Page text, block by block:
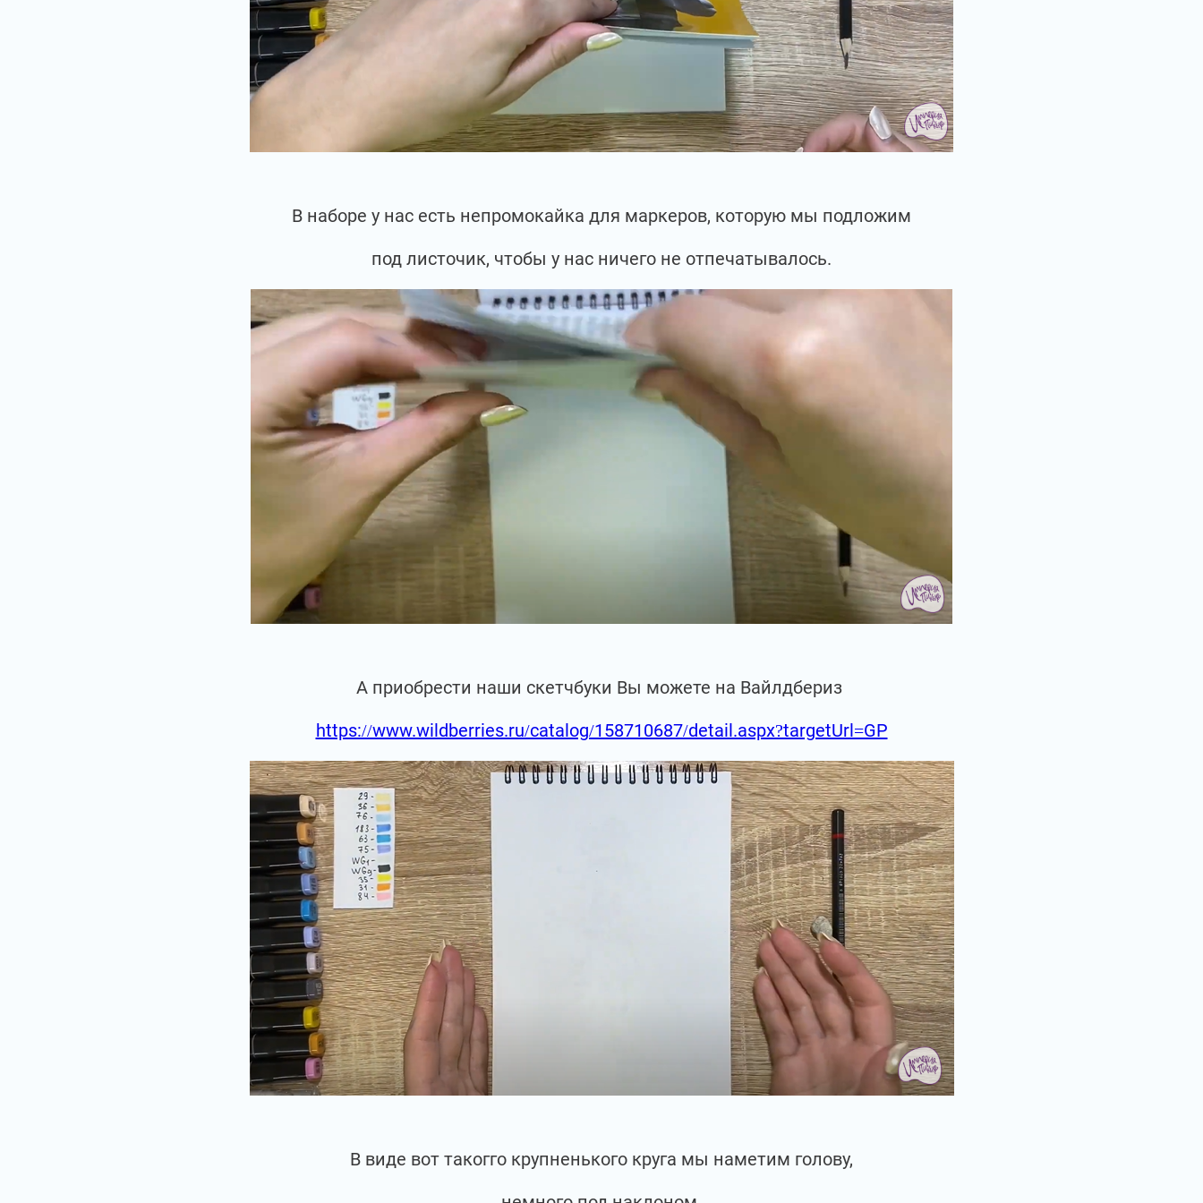
В наборе у нас есть непромокайка для маркеров, которую мы подложим
под листочик, чтобы у нас ничего не отпечатывалось.
А приобрести наши скетчбуки Вы можете на Вайлдбериз
https://www.wildberries.ru/catalog/158710687/detail.aspx?targetUrl=GP
В виде вот такогго крупненького круга мы наметим голову,